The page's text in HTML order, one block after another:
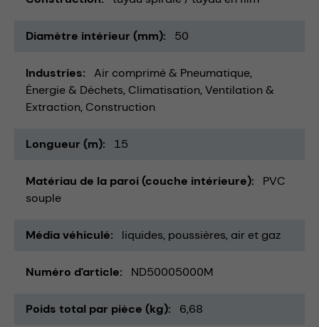
Diamètre intérieur (mm) 50
Industries
Air comprimé & Pneumatique
Énergie & Déchets Climatisation, Ventilation &
Extraction Construction
Longueur (m) 15
Matériau de la paroi (couche intérieure)
PVC
souple
Média véhiculé liquides poussières air et gaz
Numéro d'article ND50005000M
Poids total par pièce (kg) 6,68